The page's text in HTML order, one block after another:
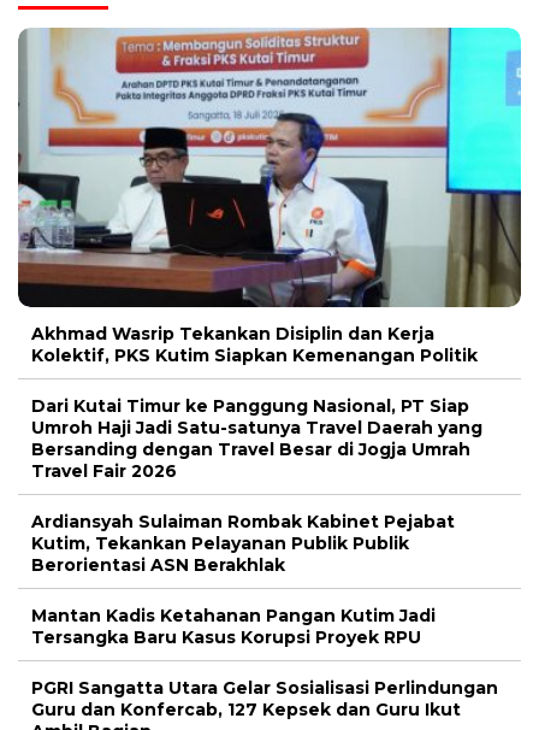
Akhmad Wasrip Tekankan Disiplin dan Kerja
Kolektif, PKS Kutim Siapkan Kemenangan Politik
Dari Kutai Timur ke Panggung Nasional, PT Siap
Umroh Haji Jadi Satu-satunya Travel Daerah yang
Bersanding dengan Travel Besar di Jogja Umrah
Travel Fair 2026
Ardiansyah Sulaiman Rombak Kabinet Pejabat
Kutim, Tekankan Pelayanan Publik Publik
Berorientasi ASN Berakhlak
Mantan Kadis Ketahanan Pangan Kutim Jadi
Tersangka Baru Kasus Korupsi Proyek RPU
PGRI Sangatta Utara Gelar Sosialisasi Perlindungan
Guru dan Konfercab, 127 Kepsek dan Guru Ikut